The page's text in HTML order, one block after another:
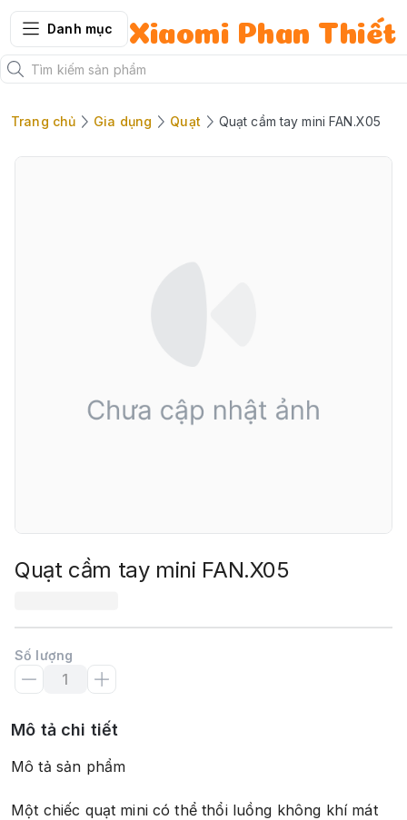
Danh mục Xiaomi Phan Thiết
Trang chủ Gia dụng Quạt Quạt cầm tay mini FAN.X05
Quạt cầm tay mini FAN.X05
Số lượng
Mô tả chi tiết
Mô tả sản phẩm
Một chiếc quạt mini có thể thổi luồng không khí mát